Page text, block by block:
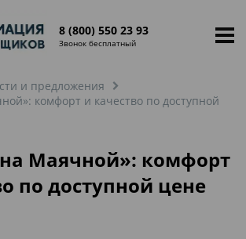
8 (800) 550 23 93
Звонок бесплатный
и предложения
комфорт и качество по доступной
Маячной»: комфорт
по доступной цене